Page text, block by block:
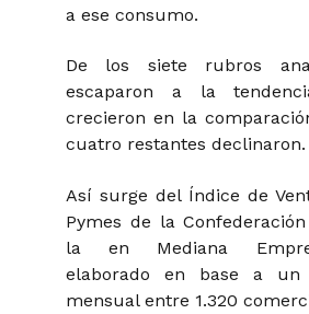
a ese consumo.
De los siete rubros
escaparon a la
crecieron en la
cuatro restantes declinaron.
Así surge del Índice de
Pymes de la
la en Mediana
elaborado en base a un
mensual entre 1.320